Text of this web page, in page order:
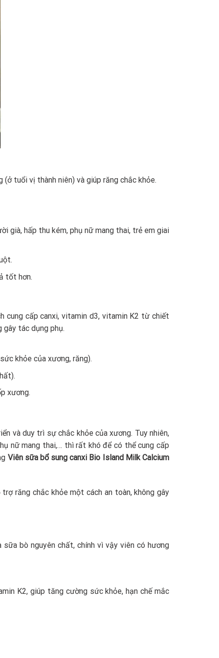
tuổi vị thành niên) và giúp răng chắc khỏe.
già, hấp thu kém, phụ nữ mang thai, trẻ em giai
tốt hơn.
cung cấp canxi, vitamin d3, vitamin K2 từ chiết
gây tác dụng phụ.
khỏe của xương, răng).
xương.
và duy trì sự chắc khỏe của xương. Tuy nhiên,
nữ mang thai,… thì rất khó để có thể cung cấp
Viên sữa bổ sung canxi Bio Island Milk Calcium
răng chắc khỏe một cách an toàn, không gây
bò nguyên chất, chính vì vậy viên có hương
K2, giúp tăng cường sức khỏe, hạn chế mắc